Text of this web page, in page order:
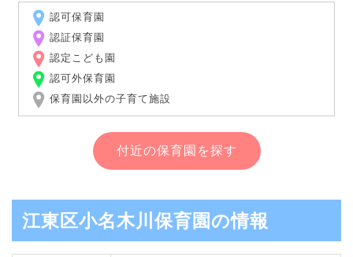
認可保育園
認証保育園
認定こども園
認可外保育園
保育園以外の子育て施設
付近の保育園を探す
江東区小名木川保育園の情報